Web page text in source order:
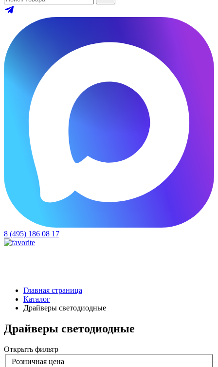
8 (495) 186 08 17
Главная страница
Каталог
Драйверы светодиодные
Драйверы светодиодные
Открыть фильтр
Розничная цена